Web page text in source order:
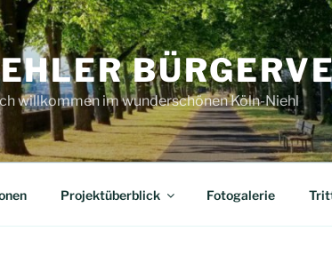
willkommen im wunderschönen Köln-Niehl
Projektüberblick Fotogalerie